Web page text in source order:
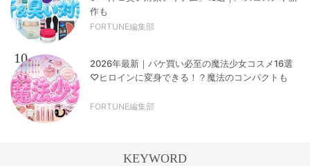
作も
FORTUNE編集部
10
2026年最新｜パケ買い必至の魔法少女コスメ16選
♡ヒロインに変身できる！？魔法のコンパクトも
FORTUNE編集部
KEYWORD